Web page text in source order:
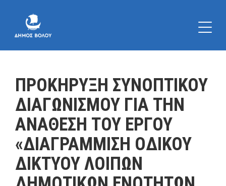
ΠΡΟΚΗΡΥΞΗ ΣΥΝΟΠΤΙΚΟΥ
ΔΙΑΓΩΝΙΣΜΟΥ ΓΙΑ ΤΗΝ
ΑΝΑΘΕΣΗ ΤΟΥ ΕΡΓΟΥ
«ΔΙΑΓΡΑΜΜΙΣΗ ΟΔΙΚΟΥ
ΔΙΚΤΥΟΥ ΛΟΙΠΩΝ